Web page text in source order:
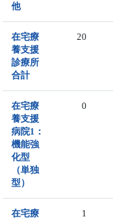
他
在宅療
養支援
診療所
合計
20
在宅療
養支援
病院1：
機能強
化型
（単独
型）
0
在宅療
1